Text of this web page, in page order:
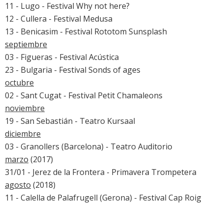
11 - Lugo - Festival Why not here?
12 - Cullera - Festival Medusa
13 - Benicasim - Festival Rototom Sunsplash
septiembre
03 - Figueras - Festival Acústica
23 - Bulgaria - Festival Sonds of ages
octubre
02 - Sant Cugat - Festival Petit Chamaleons
noviembre
19 - San Sebastián - Teatro Kursaal
diciembre
03 - Granollers (Barcelona) - Teatro Auditorio
marzo (2017)
31/01 - Jerez de la Frontera - Primavera Trompetera
agosto (2018)
11 - Calella de Palafrugell (Gerona) - Festival Cap Roig